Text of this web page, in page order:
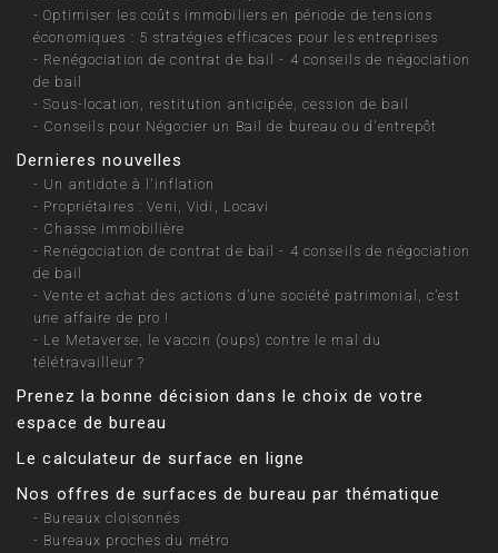
-Optimiser les coûts immobiliers en période de tensions
économiques : 5 stratégies efficaces pour les entreprises
- Renégociation de contrat de bail - 4 conseils de négociation
de bail
-Sous-location, restitution anticipée, cession de bail
- Conseils pour Négocier un Bail de bureau ou d'entrepôt
Dernieres nouvelles
- Un antidote à l'inflation
- Propriétaires : Veni, Vidi, Locavi
- Chasse immobilière
- Renégociation de contrat de bail - 4 conseils de négociation
de bail
-Vente et achat des actions d’une société patrimonial, c’est
une affaire de pro !
- Le Metaverse, le vaccin (oups) contre le mal du
télétravailleur ?
Prenez la bonne décision dans le choix de votre
espace de bureau
Le calculateur de surface en ligne
Nos offres de surfaces de bureau par thématique
- Bureaux cloisonnés
- Bureaux proches du métro